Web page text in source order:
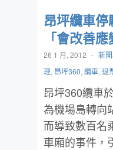
昂坪纜車停
「會改善應
26 1 月, 2012 - 新
理, 昂坪360, 纜車, 退
昂坪360纜車
為機場島轉向
而導致數百名
車廂的事件，